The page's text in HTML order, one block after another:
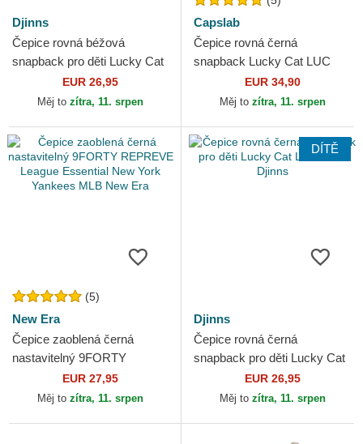
Djinns
Čepice rovná béžová
snapback pro děti Lucky Cat
Linen DjinnsEUR 26,95
Měj to zítra, 11. srpen
Capslab
Čepice rovná černá
snapback Lucky Cat LUC
Maneki-Neko Capslab
EUR 34,90
Měj to zítra, 11. srpen
(5)
New Era
Čepice zaoblená černá
nastavitelný 9FORTY
REPREVE League Essential
New York Yankees MLB
EUR 27,95
Měj to zítra, 11. srpen
DÍTĚ
Djinns
Čepice rovná černá
snapback pro děti Lucky Cat
Linen Rev Djinns
EUR 26,95
Měj to zítra, 11. srpen